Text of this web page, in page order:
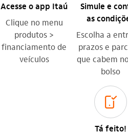
Acesse o app Itaú
Clique no menu
produtos >
financiamento de
veículos
Simule e
as
Escolha a
prazos e
que cabem
bolso
autoriza_pelo_celular_outline
Tá feito!